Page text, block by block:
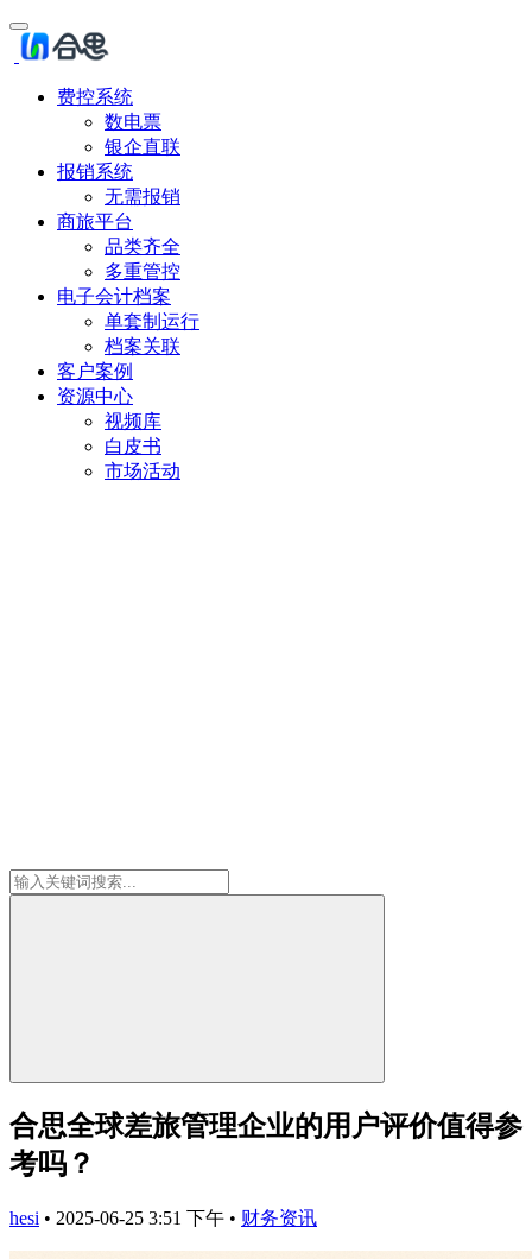
费控系统
数电票
银企直联
报销系统
无需报销
商旅平台
品类齐全
多重管控
电子会计档案
单套制运行
档案关联
客户案例
资源中心
视频库
白皮书
市场活动
合思全球差旅管理企业的用户评价值得参
考吗？
hesi • 2025-06-25 3:51 下午 • 财务资讯